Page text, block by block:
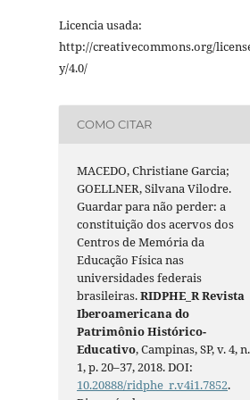
Licencia usada:
http://creativecommons.org/
y/4.0/
COMO CITAR
MACEDO, Christiane Garcia;
GOELLNER, Silvana Vilodre.
Guardar para não perder: a
constituição dos acervos dos
Centros de Memória da
Educação Física nas
universidades federais
brasileiras.RIDPHE_R Revista
Iberoamericana do
Patrimônio Histórico-
Educativo, Campinas, SP, v. 4, n.
1, p. 20–37, 2018. DOI:
10.20888/ridphe_r.v4i1.7852.